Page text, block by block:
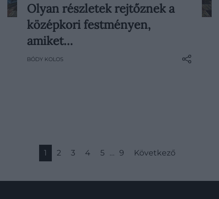
Számtalan olyan műalkotást ismerünk,
amelyek szépségükkel nyűgöznek le.
Léteznek azonban olyanok is, amelyek
Eyck egyik legismertebb festménye, a
Olyan részletek rejtőznek a
középkori festményen,
amiket…
BÓDY KOLOS
1 2 3 4 5 … 9 Következő